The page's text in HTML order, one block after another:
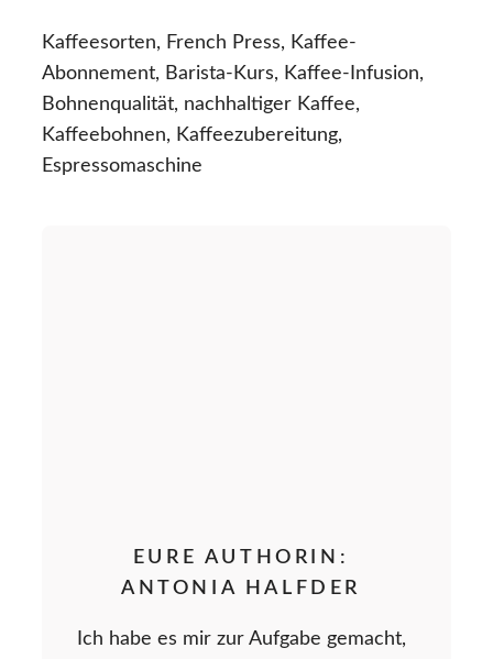
Kaffeesorten, French Press, Kaffee-
Abonnement, Barista-Kurs, Kaffee-Infusion,
Bohnenqualität, nachhaltiger Kaffee,
Kaffeebohnen, Kaffeezubereitung,
Espressomaschine
EURE AUTHORIN:
ANTONIA HALFDER
Ich habe es mir zur Aufgabe gemacht,